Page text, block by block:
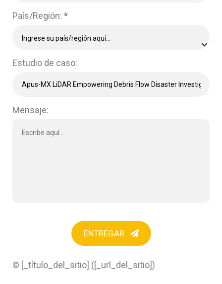
País/Región: *
Estudio de caso:
Mensaje:
ENTREGAR
© [_título_del_sitio] ([_url_del_sitio])